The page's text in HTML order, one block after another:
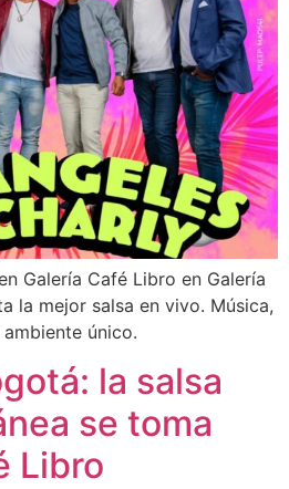
Galería Café Libro en Galería
la mejor salsa en vivo. Música,
único.
la salsa
se toma
Libro